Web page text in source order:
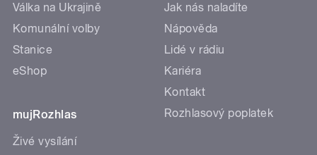
Válka na Ukrajině
Komunální volby
Stanice
eShop
mujRozhlas
Živé vysílání
Jak nás naladíte
Nápověda
Lidé v rádiu
Kariéra
Kontakt
Rozhlasový poplatek